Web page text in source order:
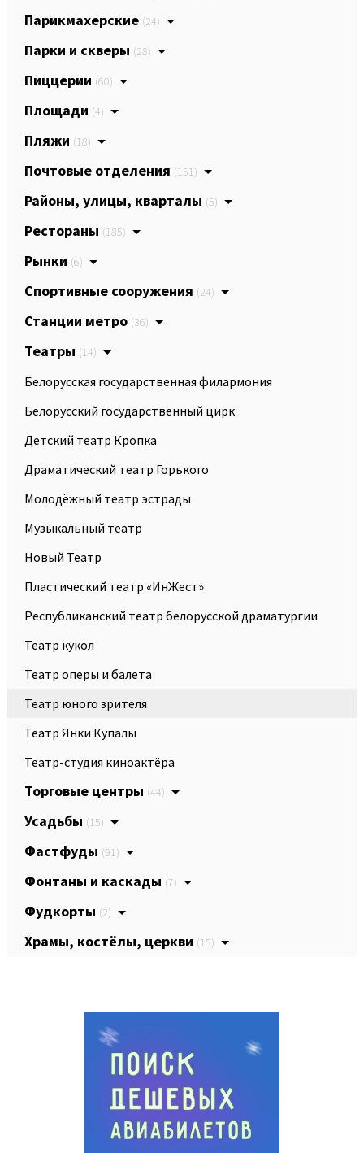
Парикмахерские (24)
Парки и скверы (28)
Пиццерии (60)
Площади (4)
Пляжи (18)
Почтовые отделения (151)
Районы, улицы, кварталы (5)
Рестораны (185)
Рынки (6)
Спортивные сооружения (24)
Станции метро (36)
Театры (14)
Белорусская государственная филармония
Белорусский государственный цирк
Детский театр Кропка
Драматический театр Горького
Молодёжный театр эстрады
Музыкальный театр
Новый Театр
Пластический театр «ИнЖест»
Республиканский театр белорусской драматургии
Театр кукол
Театр оперы и балета
Театр юного зрителя
Театр Янки Купалы
Театр-студия киноактёра
Торговые центры (44)
Усадьбы (15)
Фастфуды (91)
Фонтаны и каскады (7)
Фудкорты (2)
Храмы, костёлы, церкви (15)